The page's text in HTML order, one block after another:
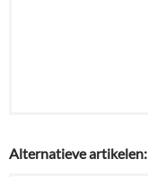
Alternatieve artikelen: